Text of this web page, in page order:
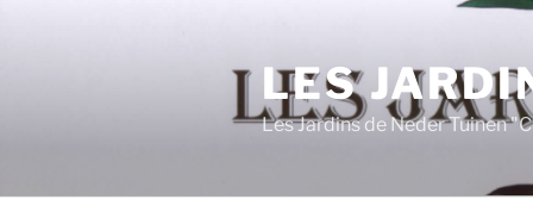
LES
Les Jardins de Neder Tuinen